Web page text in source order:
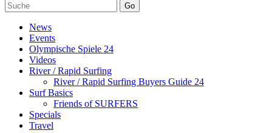
Go
News
Events
Olympische Spiele 24
Videos
River / Rapid Surfing
River / Rapid Surfing Buyers Guide 24
Surf Basics
Friends of SURFERS
Specials
Travel